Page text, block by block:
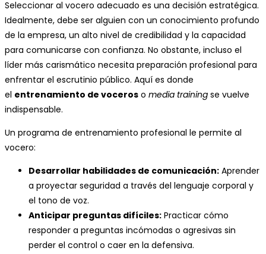
Seleccionar al vocero adecuado es una decisión estratégica.
Idealmente, debe ser alguien con un conocimiento profundo
de la empresa, un alto nivel de credibilidad y la capacidad
para comunicarse con confianza. No obstante, incluso el
líder más carismático necesita preparación profesional para
enfrentar el escrutinio público. Aquí es donde
el entrenamiento de voceros o media training se vuelve
indispensable.
Un programa de entrenamiento profesional le permite al
vocero:
Desarrollar habilidades de comunicación: Aprender
a proyectar seguridad a través del lenguaje corporal y
el tono de voz.
Anticipar preguntas difíciles: Practicar cómo
responder a preguntas incómodas o agresivas sin
perder el control o caer en la defensiva.